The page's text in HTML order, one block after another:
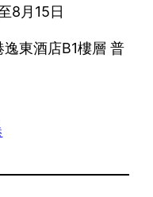
8月15日
東酒店B1樓層 普